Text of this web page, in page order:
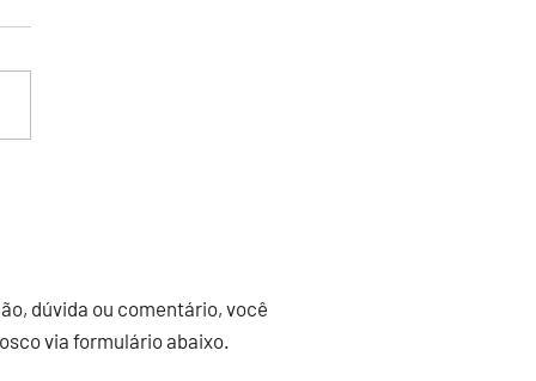
dúvida ou comentário, você
via formulário abaixo.